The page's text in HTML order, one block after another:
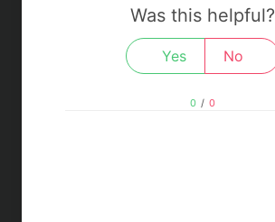
Was this helpful?
Yes No
0 / 0